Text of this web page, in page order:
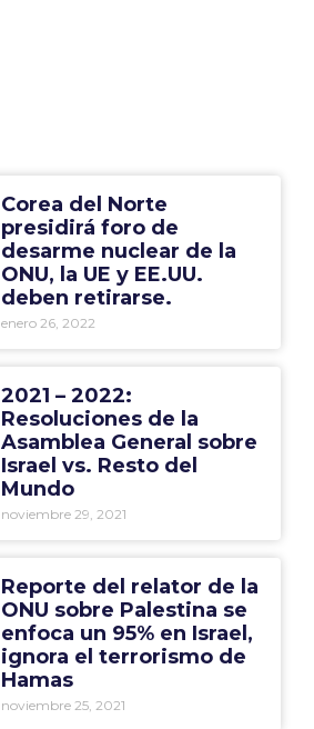
Corea del Norte
presidirá foro de
desarme nuclear de la
ONU, la UE y EE.UU.
deben retirarse.
enero 26, 2022
2021 – 2022:
Resoluciones de la
Asamblea General sobre
Israel vs. Resto del
Mundo
noviembre 29, 2021
Reporte del relator de la
ONU sobre Palestina se
enfoca un 95% en Israel,
ignora el terrorismo de
Hamas
noviembre 25, 2021